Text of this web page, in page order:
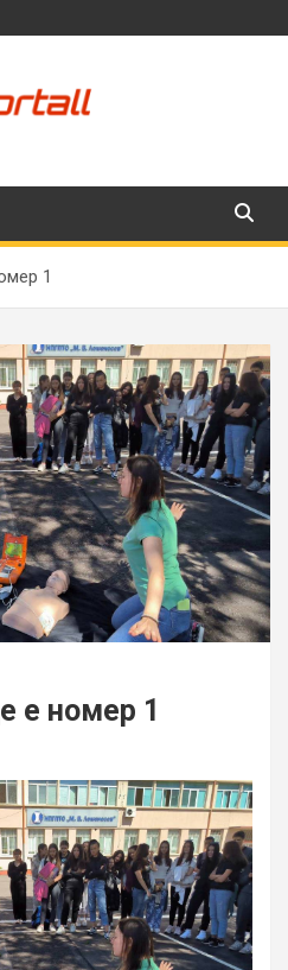
1
е номер 1